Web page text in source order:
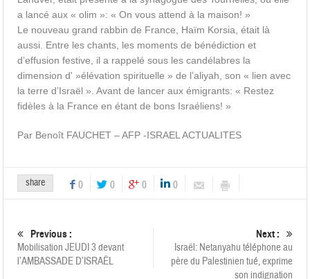
a lancé aux « olim »: « On vous attend à la maison! »
Le nouveau grand rabbin de France, Haïm Korsia, était là
aussi. Entre les chants, les moments de bénédiction et
d’effusion festive, il a rappelé sous les candélabres la
dimension d' »élévation spirituelle » de l’aliyah, son « lien avec
la terre d’Israël ». Avant de lancer aux émigrants: « Restez
fidèles à la France en étant de bons Israéliens! »
Par Benoît FAUCHET – AFP -ISRAEL ACTUALITES
share 0 0 0 0
Previous :
Mobilisation JEUDI 3 devant
l’AMBASSADE D’ISRAËL
Next :
Israël: Netanyahu téléphone au
père du Palestinien tué, exprime
son indignation